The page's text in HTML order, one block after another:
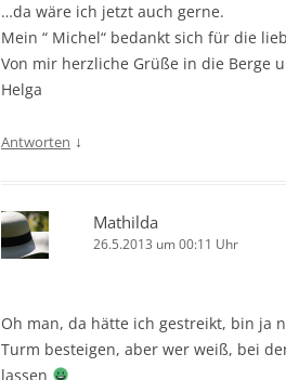
…da wäre ich jetzt auch gerne.
Mein “ Michel“ bedankt sich für die
Von mir herzliche Grüße in die Berge
Helga
Antworten ↓
Mathilda
26.5.2013 um 00:11 Uhr
Oh man, da hätte ich gestreikt, bin ja
Turm besteigen, aber wer weiß, bei
lassen